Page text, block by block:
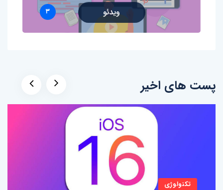
ویدئو ۳
پست های اخیر
تکنولوژی